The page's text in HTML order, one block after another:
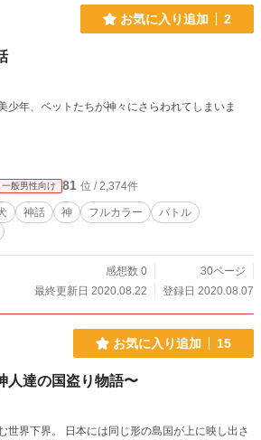
お気に入り追加 2
少年、ペットたちが神々にさらわれてしまいま
一般男性向け 81 位 / 2,374件
神話 神 フルカラー
バトル
感想数 0
30ページ
最終更新日 2020.08.22
登録日 2020.08.07
お気に入り追加 15
人達の国盗り物語〜
は同じ形の島国が上に映し出さ